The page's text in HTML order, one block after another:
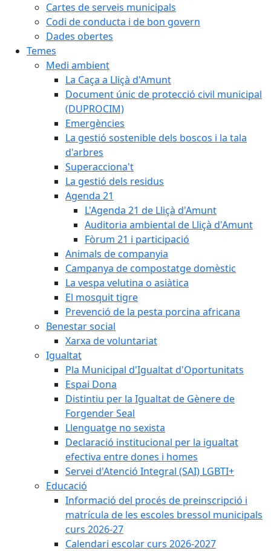
Cartes de serveis municipals
Codi de conducta i de bon govern
Dades obertes
Temes
Medi ambient
La Caça a Lliçà d'Amunt
Document únic de protecció civil municipal
(DUPROCIM)
Emergències
La gestió sostenible dels boscos i la tala
d'arbres
Superacciona't
La gestió dels residus
Agenda 21
L'Agenda 21 de Lliçà d'Amunt
Auditoria ambiental de Lliçà d'Amunt
Fòrum 21 i participació
Animals de companyia
Campanya de compostatge domèstic
La vespa velutina o asiàtica
El mosquit tigre
Prevenció de la pesta porcina africana
Benestar social
Xarxa de voluntariat
Igualtat
Pla Municipal d'Igualtat d'Oportunitats
Espai Dona
Distintiu per la Igualtat de Gènere de
Forgender Seal
Llenguatge no sexista
Declaració institucional per la igualtat
efectiva entre dones i homes
Servei d'Atenció Integral (SAI) LGBTI+
Educació
Informació del procés de preinscripció i
matrícula de les escoles bressol municipals
curs 2026-27
Calendari escolar curs 2026-2027